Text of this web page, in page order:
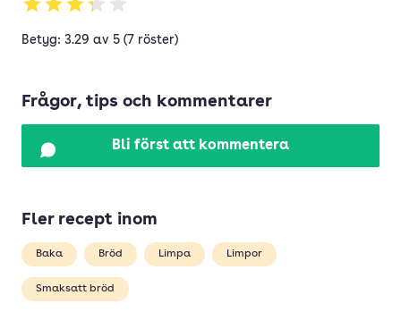
Betyg: 3.29 av 5 (7 röster)
Frågor, tips och kommentarer
Bli först att kommentera
Fler recept inom
Baka Bröd Limpa Limpor
Smaksatt bröd